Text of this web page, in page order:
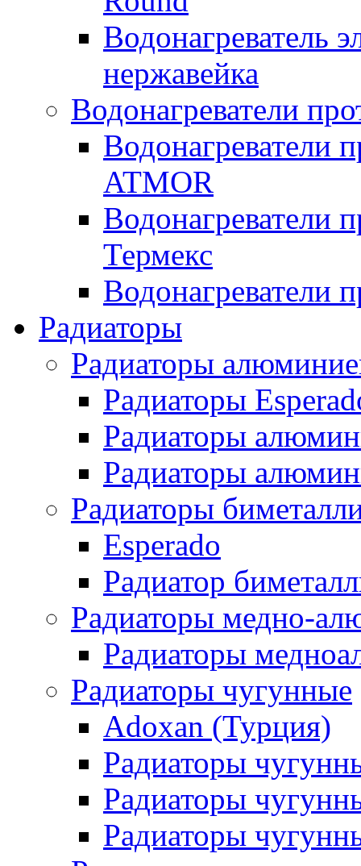
Водонагреватель
нержавейка
Водонагреватели
Водонагреватели
ATMOR
Водонагреватели
Термекс
Водонагреватели
Радиаторы
Радиаторы
Радиаторы
Радиаторы
Радиаторы
Радиаторы
Esperado
Радиатор
Радиаторы медно-
Радиаторы
Радиаторы чугунные
Adoxan (Турция)
Радиаторы
Радиаторы
Радиаторы